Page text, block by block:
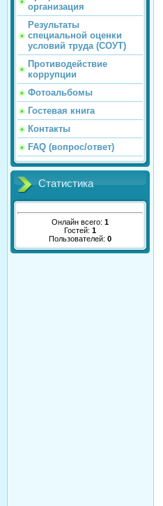
организация
Результаты
специальной оценки
условий труда (СОУТ)
Противодействие
коррупции
Фотоальбомы
Гостевая книга
Контакты
FAQ (вопрос/ответ)
Статистика
Онлайн всего: 1
Гостей: 1
Пользователей: 0